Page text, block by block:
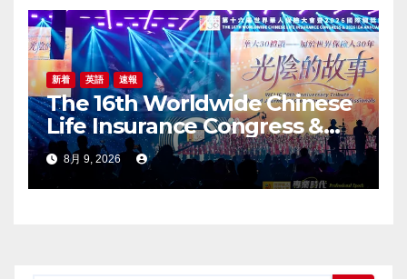
新着 英語 速報
The 16th Worldwide Chinese
Life Insurance Congress &
2026 International Dragon
Award (IDA) Annual
Conference Grandly Held
8月 9, 2026